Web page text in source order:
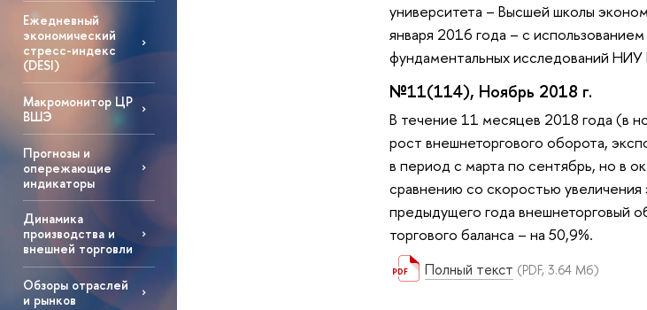
Ежедневный
экономический
стресс-индекс
(DESI)
Макромонитор ЦР
ВШЭ
Прогнозы и
опережающие
индикаторы
Динамика
производства и
внешней торговли
Обзоры отраслей
и рынков
университета – Высшей школы
января 2016 года – с
фундаментальных исследований
№11(114), Ноябрь 2018 г.
В течение 11 месяцев 2018 года (в
рост внешнеторгового оборота,
в период с марта по сентябрь, но в
сравнению со скоростью
предыдущего года внешнеторговый
торгового баланса – на 50,9%.
Полный текст (PDF, 3.64 Мб)